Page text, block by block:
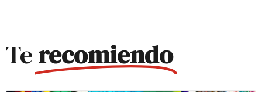
Terecomiendo